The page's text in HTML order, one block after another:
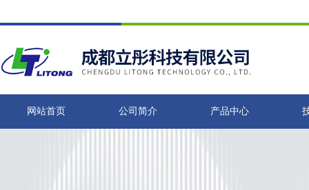
网站首页 公司简介 产品中心